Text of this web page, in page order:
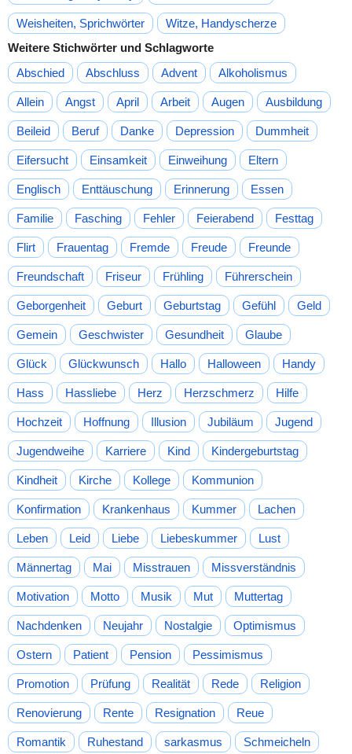
Weisheiten, Sprichwörter
Witze, Handyscherze
Weitere Stichwörter und Schlagworte
Abschied
Abschluss Advent Alkoholismus
Allein Angst April Arbeit Augen Ausbildung
Beileid Beruf Danke Depression Dummheit
Eifersucht Einsamkeit Einweihung Eltern
Englisch Enttäuschung Erinnerung Essen
Familie Fasching Fehler Feierabend Festtag
Flirt Frauentag Fremde Freude Freunde
Freundschaft Friseur Frühling Führerschein
Geborgenheit Geburt Geburtstag Gefühl Geld
Gemein Geschwister Gesundheit Glaube
Glück Glückwunsch Hallo Halloween Handy
Hass Hassliebe Herz Herzschmerz Hilfe
Hochzeit Hoffnung Illusion Jubiläum Jugend
Jugendweihe Karriere Kind Kindergeburtstag
Kindheit Kirche Kollege Kommunion
Konfirmation Krankenhaus Kummer Lachen
Leben Leid Liebe Liebeskummer Lust
Männertag Mai Misstrauen Missverständnis
Motivation Motto Musik Mut Muttertag
Nachdenken Neujahr Nostalgie Optimismus
Ostern Patient Pension Pessimismus
Promotion Prüfung Realität Rede Religion
Renovierung Rente Resignation Reue
Romantik Ruhestand sarkasmus Schmeicheln